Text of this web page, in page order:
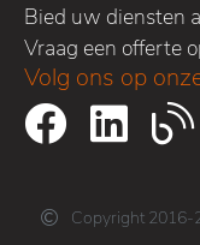
Bied uw diensten
Vraag een offerte
Volg ons op
Copyright 2016-